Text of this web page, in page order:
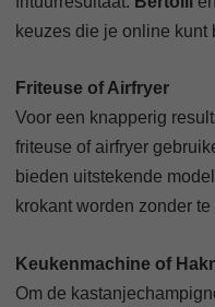
keuzes die je online kunt
Friteuse of Airfryer
Voor een knapperig
friteuse of airfryer
bieden uitstekende
krokant worden zonder te
Keukenmachine of
Om de